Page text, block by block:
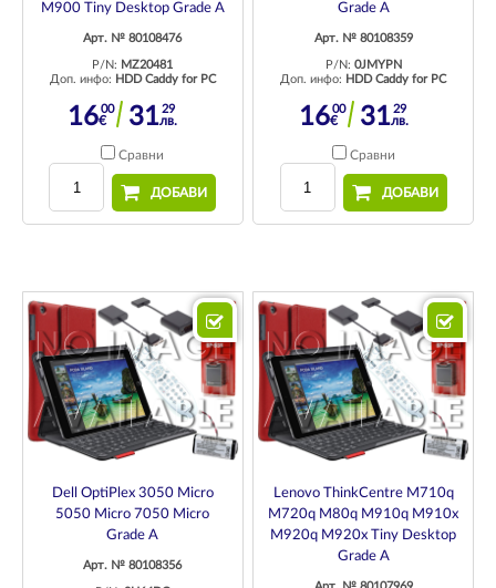
M900 Tiny Desktop Grade A
Арт. № 80108476
P/N: MZ20481
Доп. инфо: HDD Caddy for PC
1600
€ 3129
лв.
Сравни
ДОБАВИ
Grade A
Арт. № 80108359
P/N: 0JMYPN
Доп. инфо: HDD Caddy for PC
1600
€ 3129
лв.
Сравни
ДОБАВИ
Dell OptiPlex 3050 Micro
5050 Micro 7050 Micro
Grade A
Арт. № 80108356
Lenovo ThinkCentre M710q
M720q M80q M910q M910x
M920q M920x Tiny Desktop
Grade A